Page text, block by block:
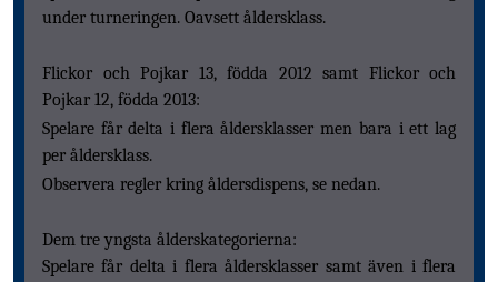
under turneringen. Oavsett åldersklass.
Flickor och Pojkar 13, födda 2012 samt Flickor och
Pojkar 12, födda 2013:
Spelare får delta i flera åldersklasser men bara i ett lag
per åldersklass.
Observera regler kring åldersdispens, se nedan.
Dem tre yngsta ålderskategorierna:
Spelare får delta i flera åldersklasser samt även i flera